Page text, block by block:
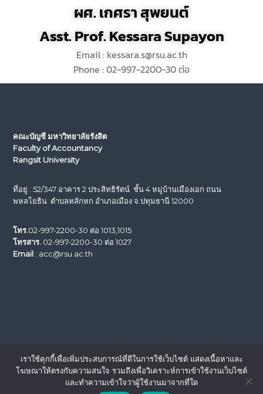
ผศ. เกศรา สุพยนต์
Asst. Prof. Kessara Supayon
Email : kessara.s@rsu.ac.th
Phone : 02-997-2200-30 ต่อ
คณะบัญชี มหาวิทยาลัยรังสิต
Faculty of Accountancy
Rangsit University
ที่อยู่ : 52/347 อาคาร 2 ประสิทธิรัตน์ ชั้น 4 หมู่บ้านเมืองเอก ถนน
พหลโยธิน ตำบลหลักหก อำเภอเมือง จ.ปทุมธานี 12000
โทร.02-997-2200-30 ต่อ 1013,1015
โทรสาร.02-997-2200-30 ต่อ 1027
Email: acc@rsu.ac.th
Copyright © 2026 คณะบัญชีAll rights reserved. Theme:
เราใช้คุกกี้เพื่อเพิ่มประสบการณ์ที่ดีในการใช้เว็บไซต์ แสดงเนื้อหาและ
โฆษณาให้ตรงกับความสนใจ รวมถึงเพื่อวิเคราะห์การเข้าใช้งานเว็บไซต์
และทำความเข้าใจว่าผู้ใช้งานมาจากที่ใด